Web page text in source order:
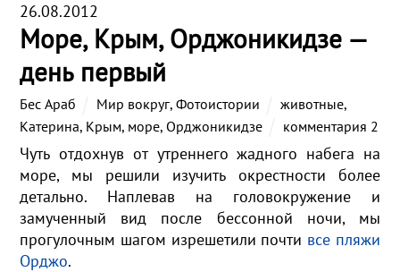
26.08.2012
Море, Крым, Орджоникидзе —
день первый
Бес Араб Мир вокруг,Фотоистории животные,
Катерина, Крым, море,Орджоникидзе комментария 2
Чуть отдохнув от утреннего жадного набега на
море, мы решили изучить окрестности более
детально. Наплевав на головокружение и
замученный вид после бессонной ночи, мы
прогулочным шагом изрешетили почти все пляжи
Орджо.